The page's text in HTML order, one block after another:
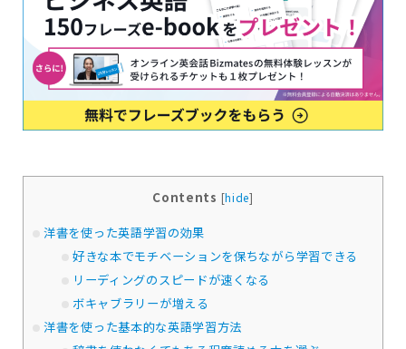
Contents [hide]
洋書を使った英語学習の効果
好きな本でモチベーションを保ちながら学習できる
リーディングのスピードが速くなる
ボキャブラリーが増える
洋書を使った基本的な英語学習方法